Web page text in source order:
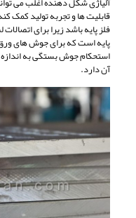
قابلیت ها و تجربه تولید کمک
فلز پایه باشد زیرا برای
پایه است که برای جوش های
استحکام جوش بستگی به
آن دارد.